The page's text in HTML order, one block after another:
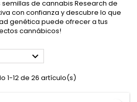
de cannabis Research de
con confianza y descubre lo que
genética puede ofrecer a tus
cannábicos!

1-12 de 26 artículo(s)